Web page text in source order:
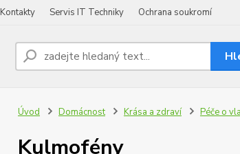
Kontakty Servis IT Techniky Ochrana soukromí
Úvod Domácnost Krása a zdraví Péče o
Kulmofény